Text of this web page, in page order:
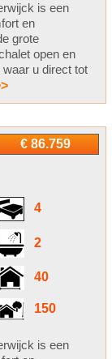
is een
en
grote
open en
u direct tot
€ 86.759
4
2
40
150
is een